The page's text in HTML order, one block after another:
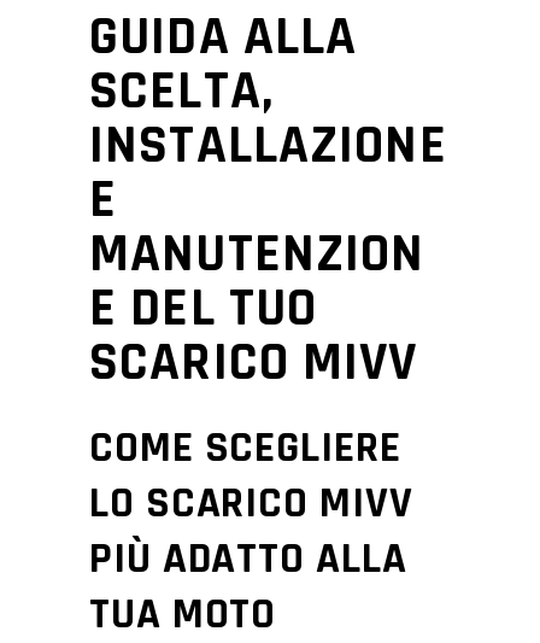
GUIDA ALLA
SCELTA,
INSTALLAZIONE
E
MANUTENZION
E DEL TUO
SCARICO MIVV
COME SCEGLIERE
LO SCARICO MIVV
PIÙ ADATTO ALLA
TUA MOTO